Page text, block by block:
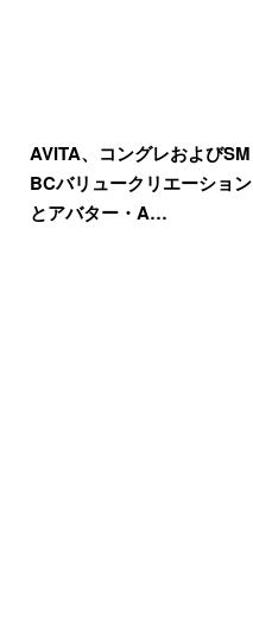
AVITA、コングレおよびSM
BCバリュークリエーション
とアバター・A…